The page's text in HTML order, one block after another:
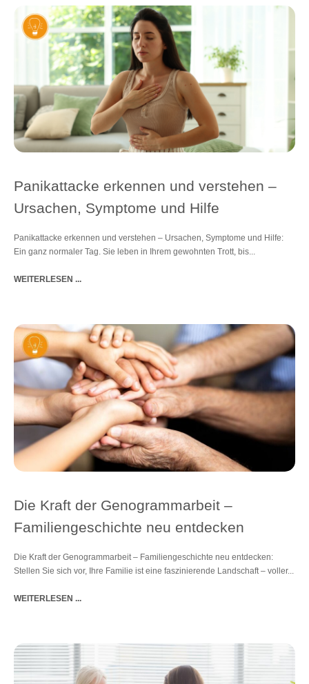
Panikattacke erkennen und verstehen –
Ursachen, Symptome und Hilfe
Panikattacke erkennen und verstehen – Ursachen, Symptome und Hilfe:
Ein ganz normaler Tag. Sie leben in Ihrem gewohnten Trott, bis...
WEITERLESEN ...
Die Kraft der Genogrammarbeit –
Familiengeschichte neu entdecken
Die Kraft der Genogrammarbeit – Familiengeschichte neu entdecken:
Stellen Sie sich vor, Ihre Familie ist eine faszinierende Landschaft – voller...
WEITERLESEN ...